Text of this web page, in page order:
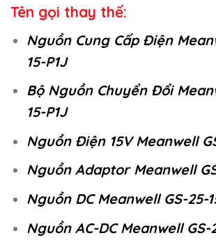
Tên gọi thay thế:
Nguồn Cung Cấp Điện
15-P1J
Bộ Nguồn Chuyển Đổi
15-P1J
Nguồn Điện 15V Meanwell
Nguồn Adaptor Meanwell
Nguồn DC Meanwell GS-25-
Nguồn AC-DC Meanwell GS-